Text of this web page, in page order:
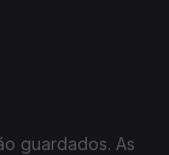
guardados. As